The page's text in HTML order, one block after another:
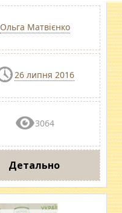
Ольга Матвієнко
26 липня 2016
3064
Детально